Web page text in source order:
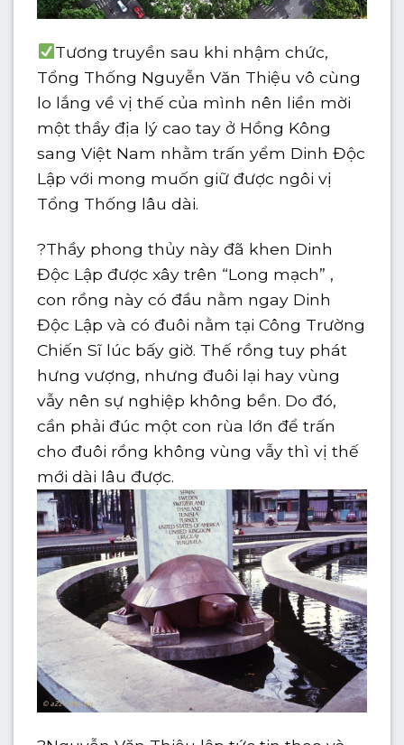
Tương truyền sau khi nhậm chức,
Tổng Thống Nguyễn Văn Thiệu vô cùng
lo lắng về vị thế của mình nên liền mời
một thầy địa lý cao tay ở Hồng Kông
sang Việt Nam nhằm trấn yểm Dinh Độc
Lập với mong muốn giữ được ngôi vị
Tổng Thống lâu dài.
?Thầy phong thủy này đã khen Dinh
Độc Lập được xây trên “Long mạch” ,
con rồng này có đầu nằm ngay Dinh
Độc Lập và có đuôi nằm tại Công Trường
Chiến Sĩ lúc bấy giờ. Thế rồng tuy phát
hưng vượng, nhưng đuôi lại hay vùng
vẫy nên sự nghiệp không bền. Do đó,
cần phải đúc một con rùa lớn để trấn
cho đuôi rồng không vùng vẫy thì vị thế
mới dài lâu được.